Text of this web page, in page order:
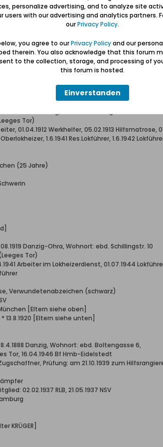
Elbing/Danzig
Eisenberg, Wohnort: Danzig
Tor)
01.04.1912 Werkhelfer, 05.02.1913 Hilfsmatrose,
Oberlokheizer, 1.6.1941 Res.Lokführer, 1.6.1942
(25 Jahre)
Danzig-Ohra, Wohnort: ebd. Schillingstr. 10
Tor)
Arbeiter im Lokheizerdienst, 01.07.1944
Verwundetenabzeichen (schwarz)
[Eltern siehe oben]
13.8.1920 [Eltern siehe unten]
Danzig, Wohnort: ebd. Boltengasse 6,
Tor, 16.04.1946 Bf Hmb-Eidelstedt
Zugschaffner, Prüfung: am 21.10.1939 zum
02.02.1937 RLB, 21.05.1937 NSV
KRÜGER]
personalize advertising, and to analyze site
users with our advertising and analytics partners.
ourPrivacy Policy.
you agree to ourPrivacy Policyand our
therein. You also acknowledge that this forum
to the collection, storage, and processing of
this forum is hosted.
Einverstanden